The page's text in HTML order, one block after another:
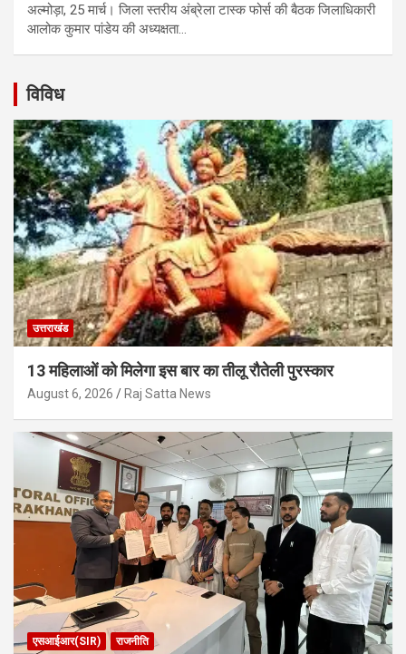
अल्मोड़ा, 25 मार्च। जिला स्तरीय अंब्रेला टास्क फोर्स की बैठक जिलाधिकारी
आलोक कुमार पांडेय की अध्यक्षता…
विविध
उत्तराखंड
13 महिलाओं को मिलेगा इस बार का तीलू रौतेली पुरस्कार
August 6, 2026 Raj Satta News
एसआईआर(SIR) राजनीति